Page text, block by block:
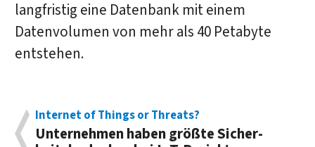
langfristig eine Datenbank mit einem
Datenvolumen von mehr als 40 Petabyte
entstehen.
Internet of Things or Threats?
Unter­nehmen haben größte Sicher­